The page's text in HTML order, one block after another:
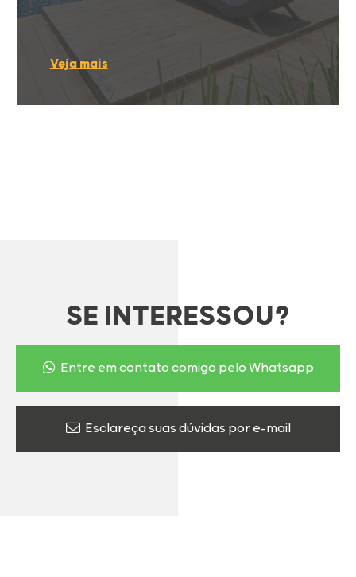
Veja mais
SE INTERESSOU?
Entre em contato comigo pelo Whatsapp
Esclareça suas dúvidas por e-mail